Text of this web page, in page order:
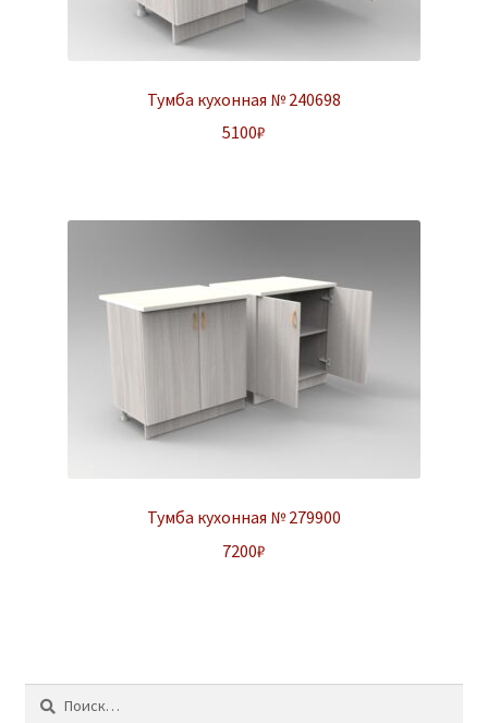
Тумба кухонная № 240698
5100₽
Тумба кухонная № 279900
7200₽
Найти: